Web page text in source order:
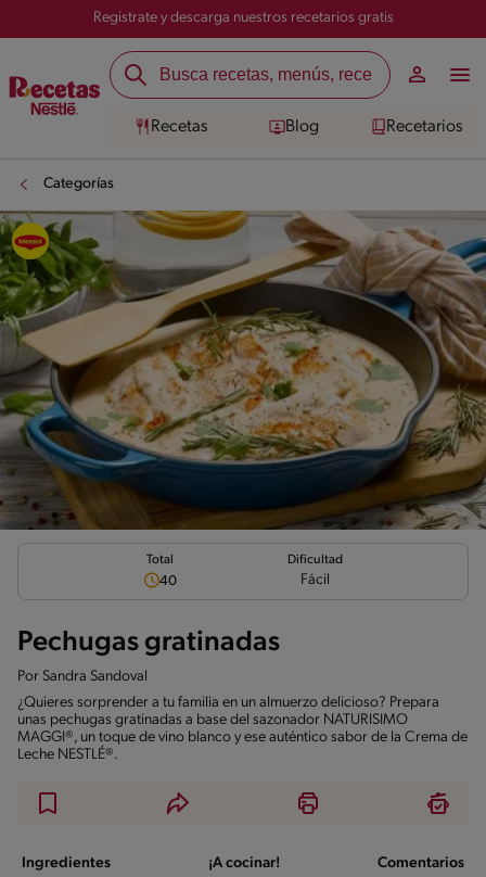
Registrate y descarga nuestros recetarios gratis
Recetas Blog Recetarios
Categorías
Total
40
Dificultad
Fácil
Pechugas gratinadas
Por Sandra Sandoval
¿Quieres sorprender a tu familia en un almuerzo delicioso? Prepara
unas pechugas gratinadas a base del sazonador NATURISIMO
MAGGI®, un toque de vino blanco y ese auténtico sabor de la Crema de
Leche NESTLÉ®.
Ingredientes ¡A cocinar! Comentarios